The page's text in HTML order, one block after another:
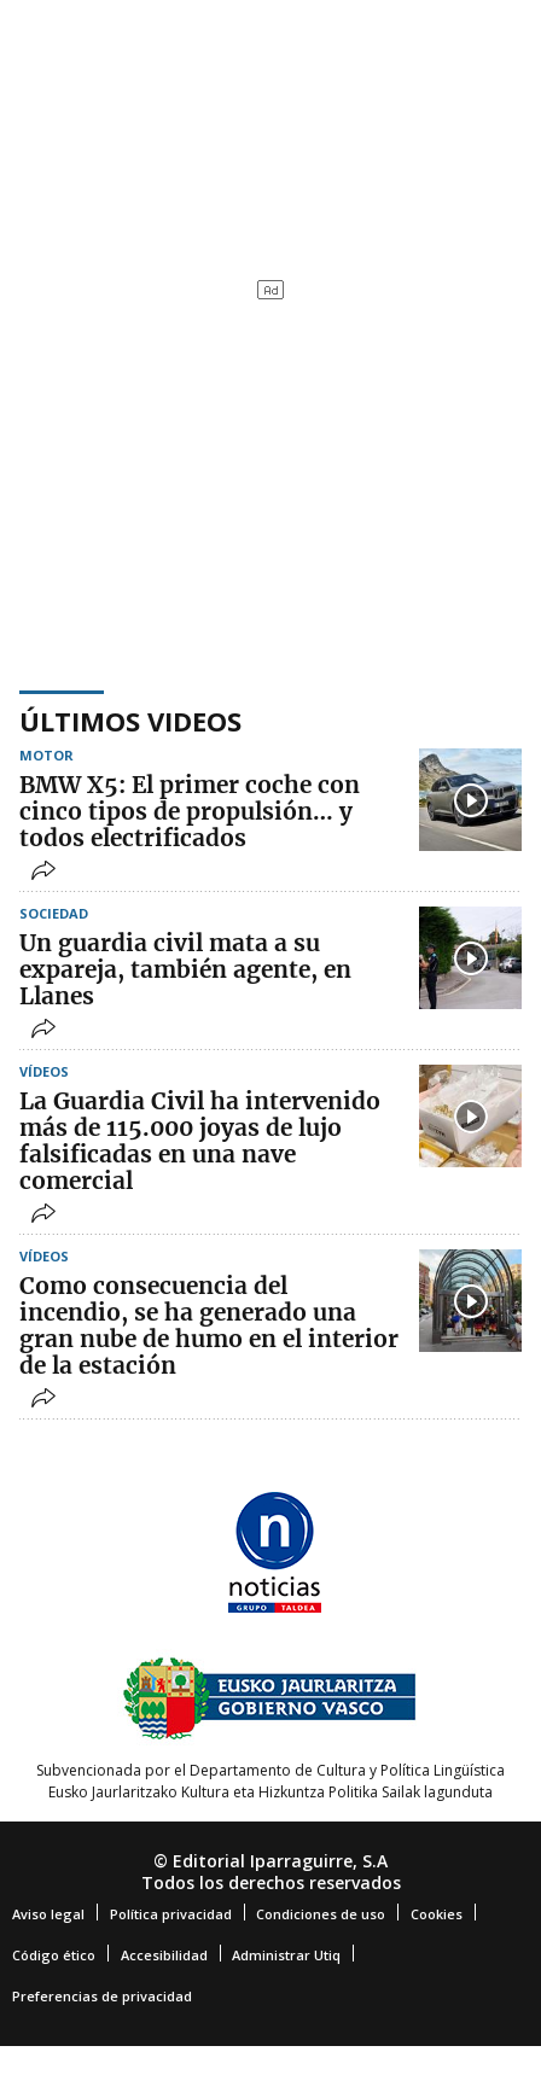
ÚLTIMOS VIDEOS
MOTOR
BMW X5: El primer coche con
cinco tipos de propulsión… y
todos electrificados
SOCIEDAD
Un guardia civil mata a su
expareja, también agente, en
Llanes
VÍDEOS
La Guardia Civil ha intervenido
más de 115.000 joyas de lujo
falsificadas en una nave
comercial
VÍDEOS
Como consecuencia del
incendio, se ha generado una
gran nube de humo en el interior
de la estación
Subvencionada por el Departamento de Cultura y Política Lingüística
Eusko Jaurlaritzako Kultura eta Hizkuntza Politika Sailak lagunduta
© Editorial Iparraguirre, S.A
Todos los derechos reservados
Aviso legal Política privacidad Condiciones de uso Cookies
Código ético Accesibilidad Administrar Utiq
Preferencias de privacidad